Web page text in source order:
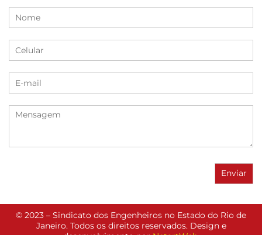
© 2023 – Sindicato dos Engenheiros no Estado do Rio de
Janeiro. Todos os direitos reservados. Design e